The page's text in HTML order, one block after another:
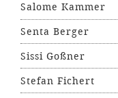
Salome Kammer
Senta Berger
Sissi Goßner
Stefan Fichert